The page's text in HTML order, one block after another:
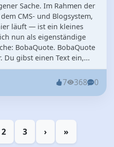
Sache. Im Rahmen der
CMS- und Blogsystem,
läuft — ist ein kleines
nun als eigenständige
BobaQuote. BobaQuote
Du gibst einen Text ein,...
7 368 0
2 3 › »